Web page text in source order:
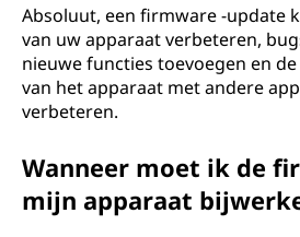
Absoluut, een firmware -update
van uw apparaat verbeteren,
nieuwe functies toevoegen en
van het apparaat met andere
verbeteren.
Wanneer moet ik de
mijn apparaat